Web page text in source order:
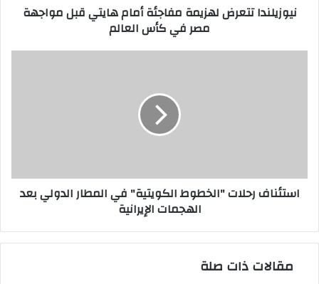
فينيوزيلندا تتعرض لهزيمة مفاجئة أمام هايتي قبل مواجهة
مصر في كأس العالم
الهجمات
الإيرانية
استئناف رحلات "الخطوط الكويتية" في المطار الدولي بعد
الهجمات الإيرانية
مقالات ذات صلة